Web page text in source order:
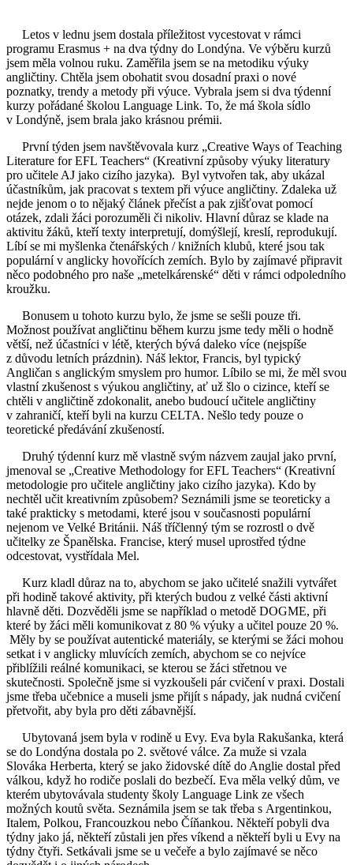
Letos v lednu jsem dostala příležitost vycestovat v rámci
programu Erasmus + na dva týdny do Londýna. Ve výběru kurzů
jsem měla volnou ruku. Zaměřila jsem se na metodiku výuky
angličtiny. Chtěla jsem obohatit svou dosadní praxi o nové
poznatky, trendy a metody při výuce. Vybrala jsem si dva týdenní
kurzy pořádané školou Language Link. To, že má škola sídlo
v Londýně, jsem brala jako krásnou prémii.
První týden jsem navštěvovala kurz „Creative Ways of Teaching
Literature for EFL Teachers“ (Kreativní způsoby výuky literatury
pro učitele AJ jako cizího jazyka). Byl vytvořen tak, aby ukázal
účastníkům, jak pracovat s textem při výuce angličtiny. Zdaleka už
nejde jenom o to nějaký článek přečíst a pak zjišťovat pomocí
otázek, zdali žáci porozuměli či nikoliv. Hlavní důraz se klade na
aktivitu žáků, kteří texty interpretují, domýšlejí, kreslí, reprodukují.
Líbí se mi myšlenka čtenářských / knižních klubů, které jsou tak
populární v anglicky hovořících zemích. Bylo by zajímavé připravit
něco podobného pro naše „metelkárenské“ děti v rámci odpoledního
kroužku.
Bonusem u tohoto kurzu bylo, že jsme se sešli pouze tři.
Možnost používat angličtinu během kurzu jsme tedy měli o hodně
větší, než účastníci v létě, kterých bývá daleko více (nejspíše
z důvodu letních prázdnin). Náš lektor, Francis, byl typický
Angličan s anglickým smyslem pro humor. Líbilo se mi, že měl svou
vlastní zkušenost s výukou angličtiny, ať už šlo o cizince, kteří se
chtěli v angličtině zdokonalit, anebo budoucí učitele angličtiny
v zahraničí, kteří byli na kurzu CELTA. Nešlo tedy pouze o
teoretické předávání zkušeností.
Druhý týdenní kurz mě vlastně svým názvem zaujal jako první,
jmenoval se „Creative Methodology for EFL Teachers“ (Kreativní
metodologie pro učitele angličtiny jako cizího jazyka). Kdo by
nechtěl učit kreativním způsobem? Seznámili jsme se teoreticky a
také prakticky s metodami, které jsou v současnosti populární
nejenom ve Velké Británii. Náš tříčlenný tým se rozrostl o dvě
učitelky ze Španělska. Francise, který musel uprostřed týdne
odcestovat, vystřídala Mel.
Kurz kladl důraz na to, abychom se jako učitelé snažili vytvářet
při hodině takové aktivity, při kterých budou z velké části aktivní
hlavně děti. Dozvěděli jsme se například o metodě DOGME, při
které by žáci měli komunikovat z 80 % výuky a učitel pouze 20 %.
Měly by se používat autentické materiály, se kterými se žáci mohou
setkat i v anglicky mluvících zemích, abychom se co nejvíce
přiblížili reálné komunikaci, se kterou se žáci střetnou ve
skutečnosti. Společně jsme si vyzkoušeli pár cvičení v praxi. Dostali
jsme třeba učebnice a museli jsme přijít s nápady, jak nudná cvičení
přetvořit, aby byla pro děti zábavnější.
Ubytovaná jsem byla v rodině u Evy. Eva byla Rakušanka, která
se do Londýna dostala po 2. světové válce. Za muže si vzala
Slováka Herberta, který se jako židovské dítě do Anglie dostal před
válkou, když ho rodiče poslali do bezbečí. Eva měla velký dům, ve
kterém ubytovávala studenty školy Language Link ze všech
možných koutů světa. Seznámila jsem se tak třeba s Argentinkou,
Italem, Polkou, Francouzkou nebo Číňankou. Někteří pobyli dva
týdny jako já, někteří zůstali jen přes víkend a někteří byli u Evy na
týdny čtyři. Setkávali jsme se u večeře a bylo zajímavé se něco